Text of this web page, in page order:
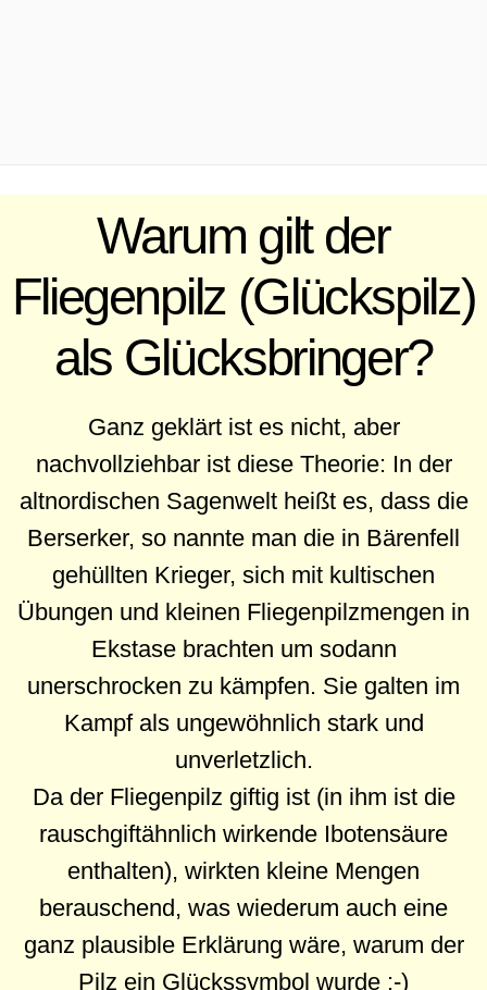
Warum gilt der
Fliegenpilz (Glückspilz)
als Glücksbringer?
Ganz geklärt ist es nicht, aber
nachvollziehbar ist diese Theorie: In der
altnordischen Sagenwelt heißt es, dass die
Berserker, so nannte man die in Bärenfell
gehüllten Krieger, sich mit kultischen
Übungen und kleinen Fliegenpilzmengen in
Ekstase brachten um sodann
unerschrocken zu kämpfen. Sie galten im
Kampf als ungewöhnlich stark und
unverletzlich.
Da der Fliegenpilz giftig ist (in ihm ist die
rauschgiftähnlich wirkende Ibotensäure
enthalten), wirkten kleine Mengen
berauschend, was wiederum auch eine
ganz plausible Erklärung wäre, warum der
Pilz ein Glückssymbol wurde :-)